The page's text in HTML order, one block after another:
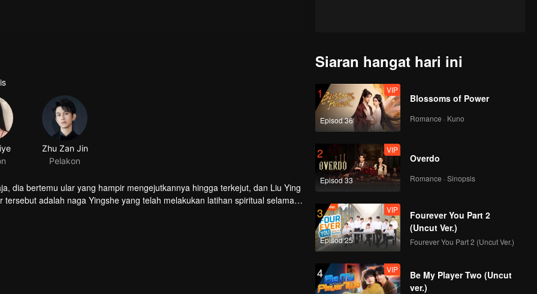
Zhu Zan Jin
Pelakon
dia bertemu ular yang hampir mengejutkannya hingga terkejut, dan Liu Ying
adalah naga Yingshe yang telah melakukan latihan spiritual selama
Ying dengan rasa terima kasih, tetapi sayangnya, Xiahou Xue yang peduli
roh di sepanjang jalan, akhirnya mati secara tidak sengaja di tangan Yuchi
Siaran hangat hari ini
1
Episod 36
VIP
Blossoms of Power
Romance · Kuno
2
Episod 33
VIP
Overdo
Romance · Sinopsis
3
Episod 25
VIP
Fourever You Part 2
(Uncut Ver.)
Fourever You Part 2 (Uncut Ver.)
4 VIP
Be My Player Two (Uncut
ver.)